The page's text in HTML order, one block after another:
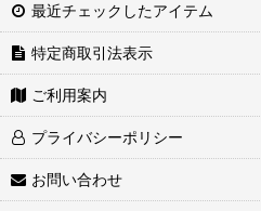
最近チェックしたアイテム
特定商取引法表示
ご利用案内
プライバシーポリシー
お問い合わせ